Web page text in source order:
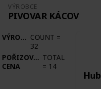
VÝROBCE
PIVOVAR KÁCOV
VÝROBCE COUNT =
32
POŘIZOVACÍ
CENA
TOTAL
= 14